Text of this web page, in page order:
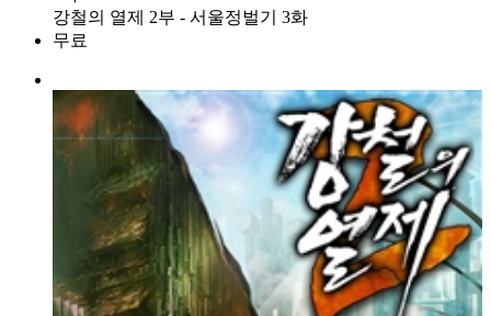
강철의 열제 2부 - 서울정벌기 3화
무료